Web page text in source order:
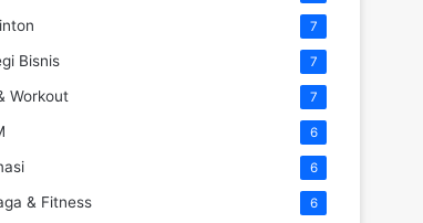
7
Bisnis 7
Workout 7
6
6
& Fitness 6